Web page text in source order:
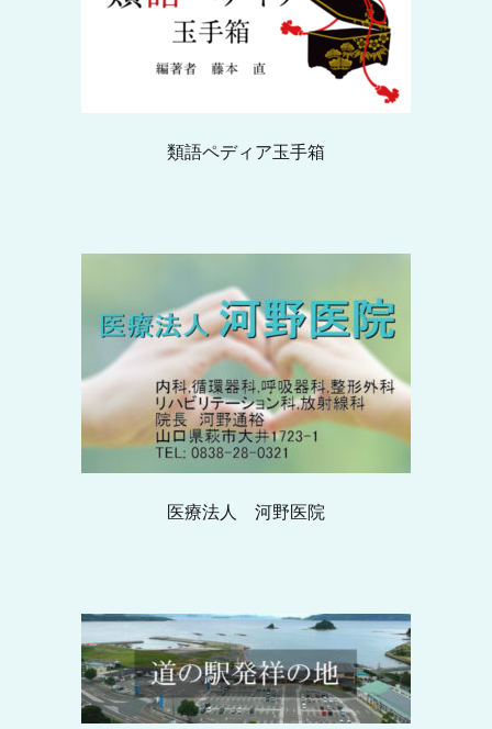
類語ペディア玉手箱
医療法人 河野医院